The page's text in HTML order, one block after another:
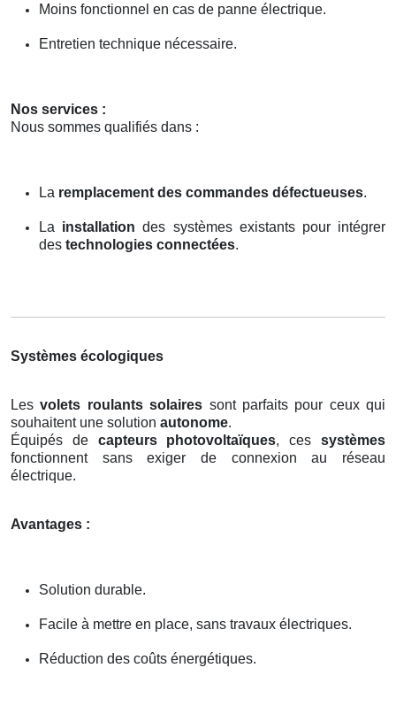
Moins fonctionnel en cas de panne électrique.
Entretien technique nécessaire.
Nos services :
Nous sommes qualifiés dans :
La remplacement des commandes défectueuses.
La installation des systèmes existants pour intégrer
des technologies connectées.
Systèmes écologiques
Lesvolets roulants solaires sont parfaits pour ceux qui
souhaitent une solution autonome.
Équipés de capteurs photovoltaïques, cessystèmes
fonctionnent sans exiger de connexion au réseau
électrique.
Avantages :
Solution durable.
Facile à mettre en place, sans travaux électriques.
Réduction des coûts énergétiques.